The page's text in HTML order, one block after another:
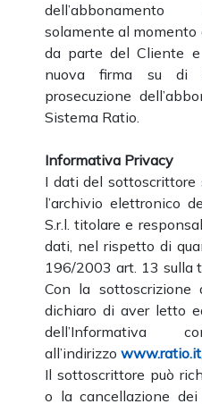
solamente al momento
da parte del Cliente e
nuova firma su di
prosecuzione
Sistema Ratio.
Informativa Privacy
I dati del sottoscrittore
l’archivio elettronico
S.r.l. titolare e
dati, nel rispetto di
196/2003 art. 13 sulla
Con la sottoscrizione
dichiaro di aver letto
dell’Informativa
all’indirizzo
Il sottoscrittore può
o la cancellazione